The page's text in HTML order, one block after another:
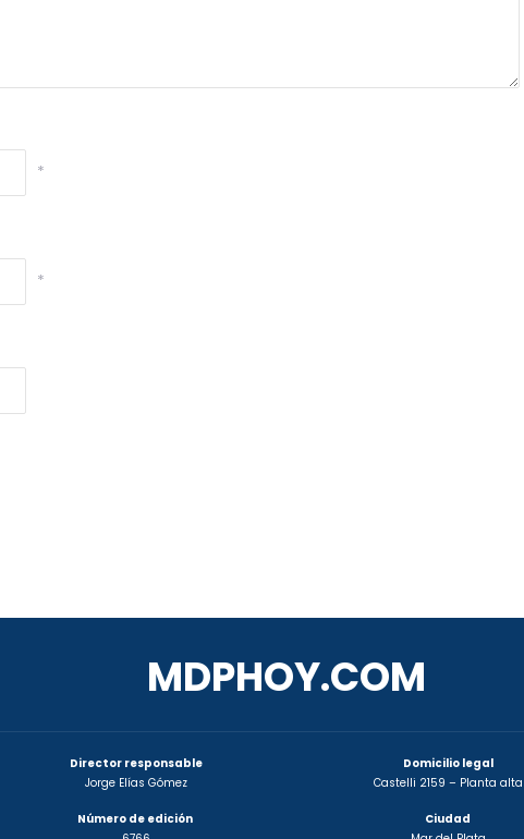
*
*
MDPHOY.COM
Director responsable
Jorge Elías Gómez
Número de edición
Domicilio legal
Castelli 2159 – Planta alta
Ciudad